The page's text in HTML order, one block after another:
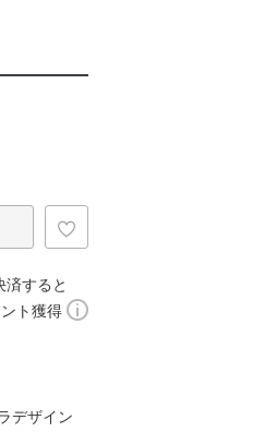
済すると
ト獲得
デザイン